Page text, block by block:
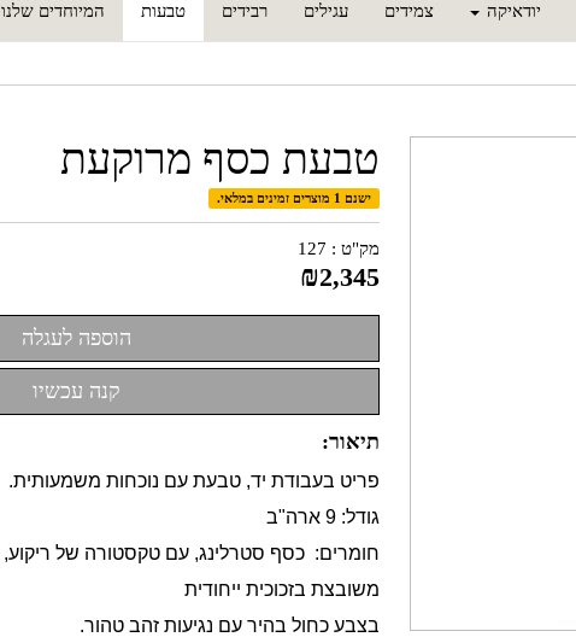
יודאיקה צמידים עגילים רבידים טבעות המיוחדים שלנו
טבעת כסף מרוקעת
ישנם 1 מוצרים זמינים במלאי.
מק"ט : 127
₪2,345
תיאור:
פריט בעבודת יד, טבעת עם נוכחות משמעותית.
גודל: 9 ארה"ב
חומרים: כסף סטרלינג, עם טקסטורה של ריקוע,
משובצת בזכוכית ייחודית
בצבע כחול בהיר עם נגיעות זהב טהור.